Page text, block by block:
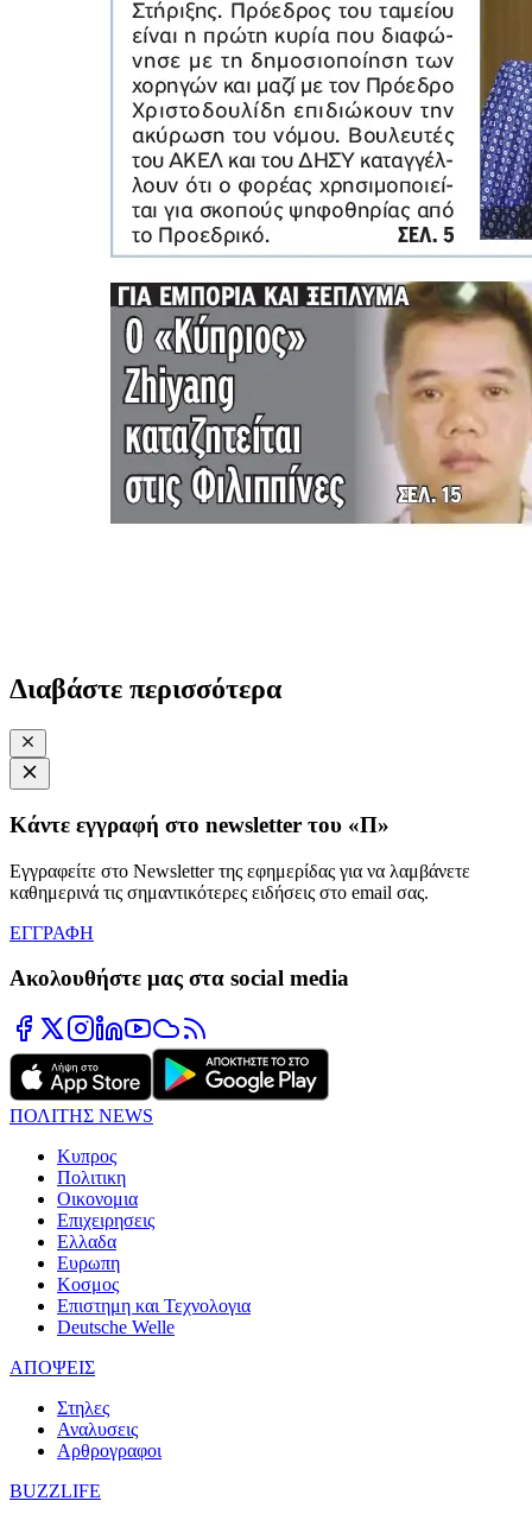
Διαβάστε περισσότερα
Κάντε εγγραφή στο newsletter του «Π»
Εγγραφείτε στο Newsletter της εφημερίδας για να λαμβάνετε
καθημερινά τις σημαντικότερες ειδήσεις στο email σας.
ΕΓΓΡΑΦΗ
Ακολουθήστε μας στα social media
ΠΟΛΙΤΗΣ NEWS
Κυπρος
Πολιτικη
Οικονομια
Επιχειρησεις
Ελλαδα
Ευρωπη
Κοσμος
Επιστημη και Τεχνολογια
Deutsche Welle
ΑΠΟΨΕΙΣ
Στηλες
Αναλυσεις
Αρθρογραφοι
BUZZLIFE